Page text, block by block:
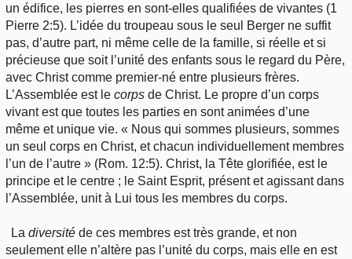
un édifice, les pierres en sont-elles qualifiées de vivantes (1
Pierre 2:5). L’idée du troupeau sous le seul Berger ne suffit
pas, d’autre part, ni même celle de la famille, si réelle et si
précieuse que soit l’unité des enfants sous le regard du Père,
avec Christ comme premier-né entre plusieurs frères.
L’Assemblée est le corps de Christ. Le propre d’un corps
vivant est que toutes les parties en sont animées d’une
même et unique vie. « Nous qui sommes plusieurs, sommes
un seul corps en Christ, et chacun individuellement membres
l’un de l’autre » (Rom. 12:5). Christ, la Tête glorifiée, est le
principe et le centre ; le Saint Esprit, présent et agissant dans
l’Assemblée, unit à Lui tous les membres du corps.
Ladiversitéde ces membres est très grande, et non
seulement elle n’altère pas l’unité du corps, mais elle en est